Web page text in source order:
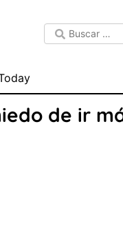
de ir